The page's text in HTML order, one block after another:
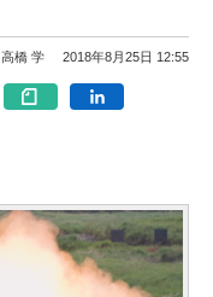
高橋 学 2018年8月25日 12:55